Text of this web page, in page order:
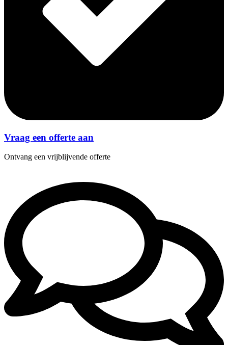
Vraag een offerte aan
Ontvang een vrijblijvende offerte